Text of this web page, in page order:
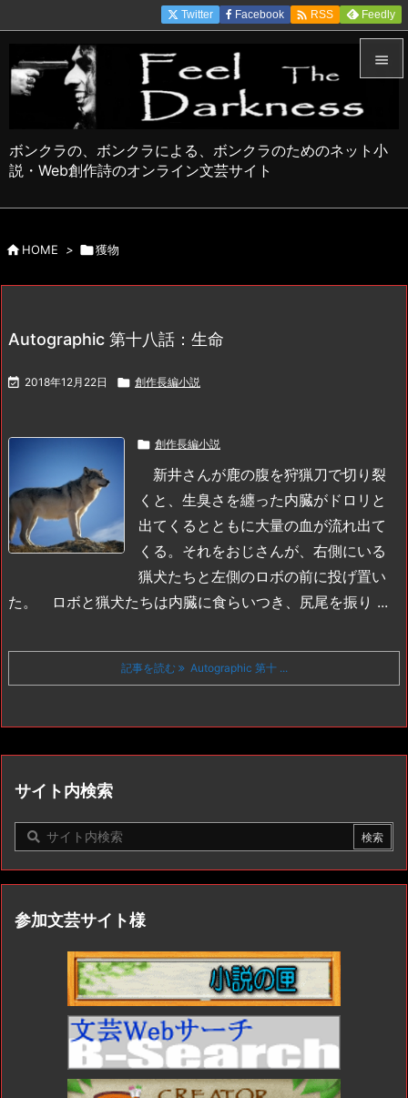
ボンクラの、ボンクラによる、ボンクラのためのネット小
説・Web創作詩のオンライン文芸サイト



Twitter Facebook  RSS Feedly
HOME > 獲物
Autographic 第十八話：生命
 2018年12月22日  創作長編小説
 創作長編小説
新井さんが鹿の腹を狩猟刀で切り裂
くと、生臭さを纏った内臓がドロリと
出てくるとともに大量の血が流れ出て
くる。それをおじさんが、右側にいる
猟犬たちと左側のロボの前に投げ置い
た。
ロボと猟犬たちは内臓に食らいつき、尻尾を振り ...
記事を読む Autographic 第十 ...
サイト内検索
参加文芸サイト様